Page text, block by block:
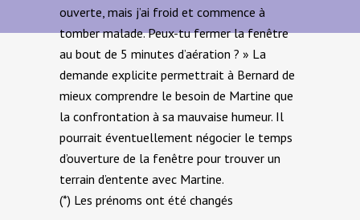
ouverte, mais j’ai froid et commence à
tomber malade. Peux-tu fermer la fenêtre
au bout de 5 minutes d’aération ? » La
demande explicite permettrait à Bernard de
mieux comprendre le besoin de Martine que
la confrontation à sa mauvaise humeur. Il
pourrait éventuellement négocier le temps
d’ouverture de la fenêtre pour trouver un
terrain d’entente avec Martine.
(*) Les prénoms ont été changés